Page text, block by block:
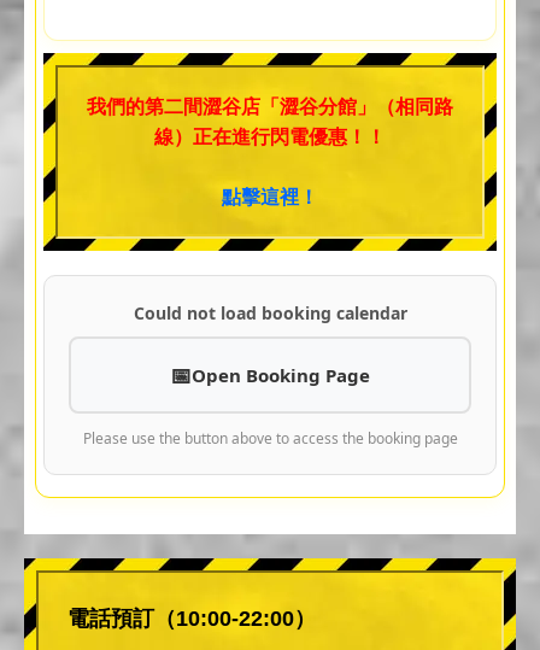
我們的第二間澀谷店「澀谷分館」（相同路
線）正在進行閃電優惠！！
點擊這裡！
Could not load booking calendar
Open Booking Page
Please use the button above to access the booking page
電話預訂（10:00-22:00）